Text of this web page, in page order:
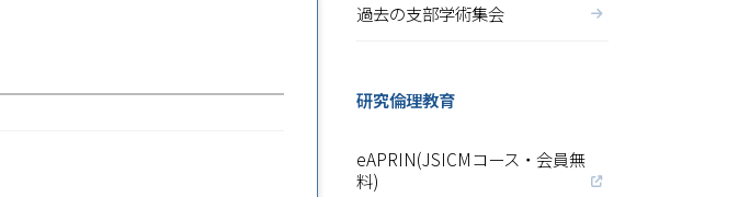
過去の支部学術集会
研究倫理教育
eAPRIN(JSICMコース・会員無
料)